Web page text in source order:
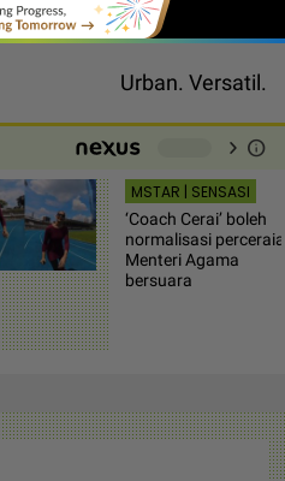
Urban. Versatil.
chevron_right info
MSTAR | SENSASI
‘Coach Cerai’ boleh
normalisasi
Menteri Agama
bersuara